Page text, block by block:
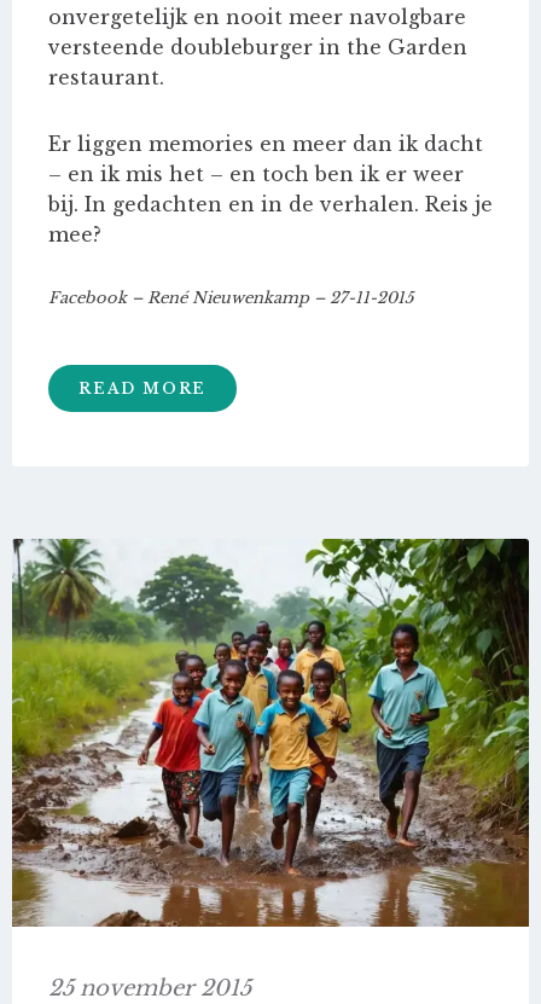
onvergetelijk en nooit meer navolgbare
versteende doubleburger in the Garden
restaurant.
Er liggen memories en meer dan ik dacht
– en ik mis het – en toch ben ik er weer
bij. In gedachten en in de verhalen. Reis je
mee?
Facebook – René Nieuwenkamp – 27-11-2015
READ MORE
25 november 2015